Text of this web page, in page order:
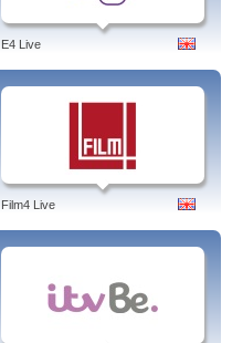
E4 Live
Film4 Live